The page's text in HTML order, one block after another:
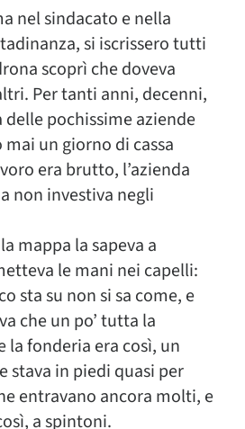
nel sindacato e nella
si iscrissero tutti
scoprì che doveva
Per tanti anni, decenni,
pochissime aziende
un giorno di cassa
era brutto, l’azienda
non investiva negli
mappa la sapeva a
le mani nei capelli:
sta su non si sa come, e
che un po’ tutta la
la fonderia era così, un
stava in piedi quasi per
entravano ancora molti, e
a spintoni.